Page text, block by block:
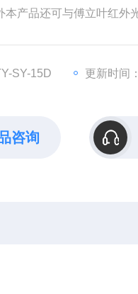
本产品还可与傅立叶红外
SY-15D 更新时间
咨询